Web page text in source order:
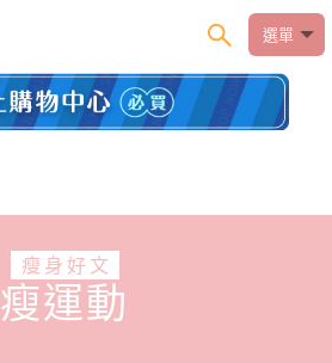
選單
瘦身好文
瘦運動